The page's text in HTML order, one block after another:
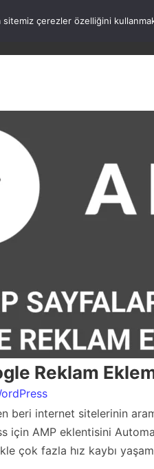
Reklam
beri internet sitelerinin
için AMP eklentisini
çok fazla hız kaybı
çerezler özelliğini